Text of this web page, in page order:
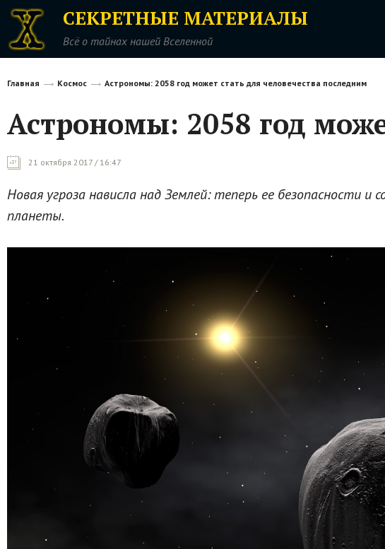
СЕКРЕТНЫЕ МАТЕРИАЛЫ
Всё о тайнах нашей Вселенной
Главная Космос Астрономы: 2058 год может стать для человечества последним
Астрономы: 2058 год
21 октября 2017 / 16:47
Новая угроза нависла над Землей: теперь ее безопасности
планеты.